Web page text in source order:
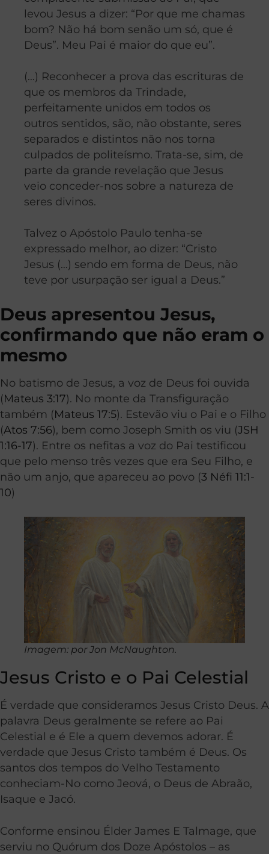
levou Jesus a dizer: “Por que me chamas
bom? Não há bom senão um só, que é
Deus”. Meu Pai é maior do que eu”.
(…) Reconhecer a prova das escrituras de
que os membros da Trindade,
perfeitamente unidos em todos os
outros sentidos, são, não obstante, seres
separados e distintos não nos torna
culpados de politeísmo. Trata-se, sim, de
parte da grande revelação que Jesus
veio conceder-nos sobre a natureza de
seres divinos.
Talvez o Apóstolo Paulo tenha-se
expressado melhor, ao dizer: “Cristo
Jesus (…) sendo em forma de Deus, não
teve por usurpação ser igual a Deus.”
Deus apresentou Jesus,
confirmando que não eram o
mesmo
No batismo de Jesus, a voz de Deus foi ouvida
(Mateus 3:17). No monte da Transfiguração
também (Mateus 17:5). Estevão viu o Pai e o Filho
(Atos 7:56), bem como Joseph Smith os viu (JSH
1:16-17). Entre os nefitas a voz do Pai testificou
que pelo menso três vezes que era Seu Filho, e
não um anjo, que apareceu ao povo (3 Néfi 11:1-
10)
Imagem: por Jon McNaughton.
Jesus Cristo e o Pai Celestial
É verdade que consideramos Jesus Cristo Deus. A
palavra Deus geralmente se refere ao Pai
Celestial e é Ele a quem devemos adorar. É
verdade que Jesus Cristo também é Deus. Os
santos dos tempos do Velho Testamento
conheciam-No como Jeová, o Deus de Abraão,
Isaque e Jacó.
Conforme ensinou Élder James E Talmage, que
serviu no Quórum dos Doze Apóstolos – as